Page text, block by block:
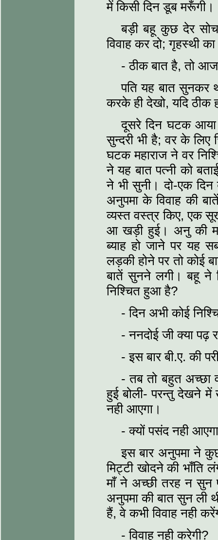
में किसी दिन डूब मरूँगी।
बड़ी बहू कुछ देर
विवाह कर दो; गृहस्थी
- ठीक बात है, तो आज
पति यह बात सुनकर
करके ही देखो, यदि ठीक
दूसरे दिन घटक
सुन्दरी भी है; वर के लिए
घटक महाराज ने वर
ने यह बात पत्नी को
ने भी सुनी। दो-एक
अनुपमा के विवाह की
व्यस्त वस्त्र किए, एक
आ खड़ी हुई। अनु की
ब्याह हो जाने पर यह
लड़की होने पर तो कोई
बातें सुनने लगी। बहू ने
निश्चित हुआ है?
- दिन अभी कोई
- ननदोई जी क्या पढ़
- इस बार बी.ए. की
- तब तो बहुत अच्छा
हुई बोली- परन्तु देखने
नही आएगा।
- क्यों पसंद नही
इस बार अनुपमा ने
मिट्टी खोदने की भाँति
माँ ने अच्छी तरह न सुन
अनुपमा की बात सुन ली
हैं, वे कभी विवाह नही
- विवाह नही करेगी?